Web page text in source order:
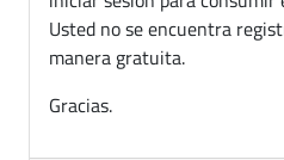
Usted no se encuentra
manera gratuita.
Gracias.